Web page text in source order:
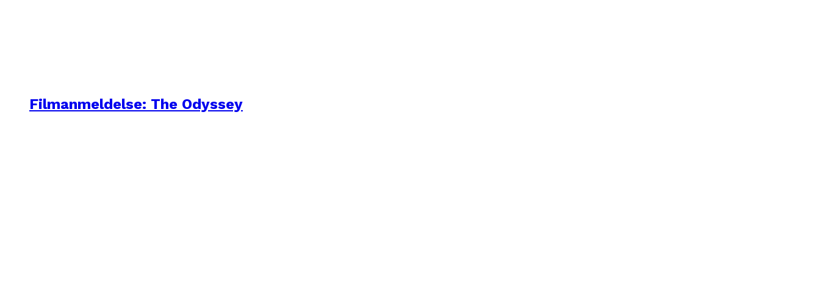
Filmanmeldelse: The Odyssey